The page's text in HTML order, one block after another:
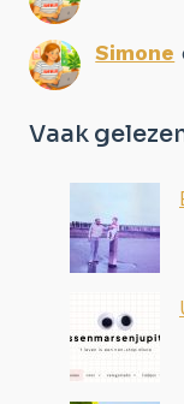
Simone
Vaak